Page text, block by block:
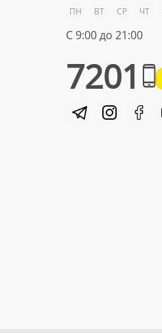
ПН ВТ СР ЧТ
С 9:00 до 21:00
7201